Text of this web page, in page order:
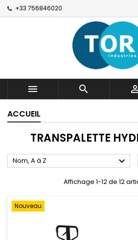
+33 756846020
 
ACCUEIL
TRANSPALETTE
Nom, A à Z 
Affichage 1-12 de 12
Nouveau